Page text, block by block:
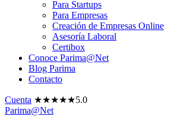
Para Startups
Para Empresas
Creación de Empresas Online
Asesoría Laboral
Certibox
Conoce Parima@Net
Blog Parima
Contacto
Cuenta ★★★★★5.0
Parima@Net